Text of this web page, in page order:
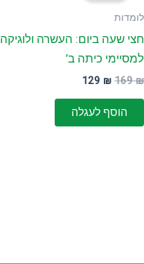
לומדות
חצי שעה ביום: העשרה ולוגיקה
למסיימי כיתה ב’
169₪
129 ₪
הוסף לעגלה